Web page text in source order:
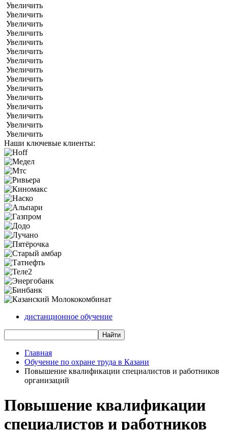
Увеличить
Увеличить
Увеличить
Увеличить
Увеличить
Увеличить
Увеличить
Увеличить
Увеличить
Увеличить
Увеличить
Увеличить
Увеличить
Увеличить
Увеличить
Наши ключевые клиенты:
дистанционное обучение
Главная
Обучение по охране труда в Казани
Повышение квалификации специалистов и работников
организаций
Повышение квалификации
специалистов и работников